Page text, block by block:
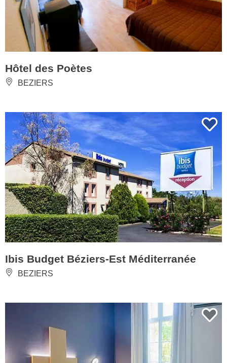
Hôtel des Poètes
BEZIERS
Ibis Budget Béziers-Est Méditerranée
BEZIERS